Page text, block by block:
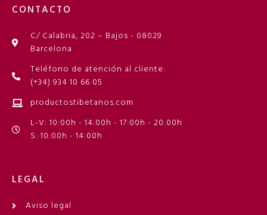
CONTACTO
C/ Calabria, 202 – Bajos - 08029
Barcelona
Teléfono de atención al cliente:
(+34) 934 10 66 05
productostibetanos.com
L-V: 10:00h - 14:00h - 17:00h - 20:00h
S: 10:00h - 14:00h
LEGAL
Aviso legal